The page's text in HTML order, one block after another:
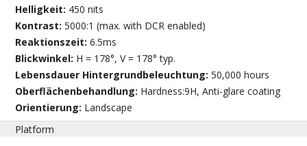
Helligkeit: 450 nits
Kontrast:5000:1 (max. with DCR enabled)
Reaktionszeit:6.5ms
Blickwinkel: H = 178°, V = 178° typ.
Lebensdauer Hintergrundbeleuchtung:50,000 hours
Oberflächenbehandlung: Hardness:9H, Anti-glare coating
Orientierung: Landscape
Platform